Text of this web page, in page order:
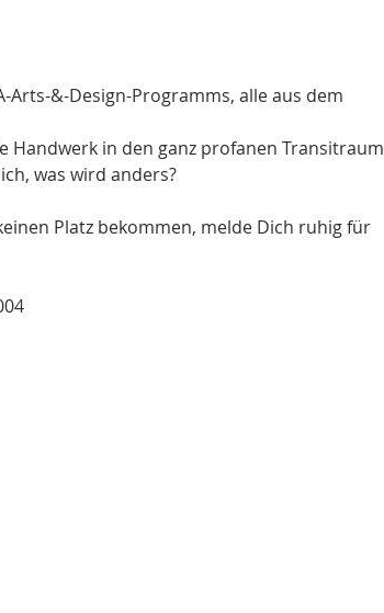
Arts-&-Design-Programms, alle aus dem
Handwerk in den ganz profanen Transitraum
was wird anders?
Platz bekommen, melde Dich ruhig für